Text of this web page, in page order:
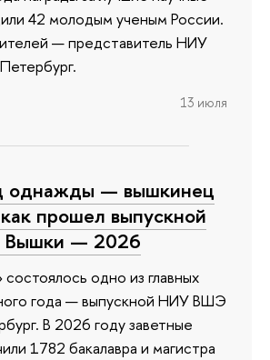
42 молодым ученым России.
— представитель НИУ
13 июля
однажды — вышкинец
прошел выпускной
Вышки — 2026
одно из главных
года — выпускной НИУ ВШЭ
В 2026 году заветные
1782 бакалавра и магистра